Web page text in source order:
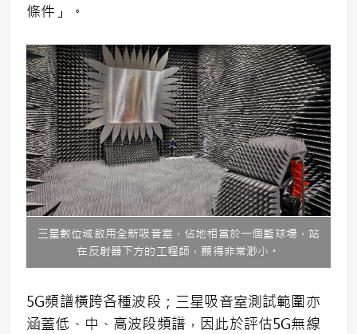
條件」。
三星數位城啟用全新吸音室，佔地相當於一個籃球場，站
在反射器下方的工程師，顯得非常渺小。
5G頻譜橫跨各種波段；三星吸音室測試範圍亦
涵蓋低、中、高波段頻譜，因此於評估5G無線